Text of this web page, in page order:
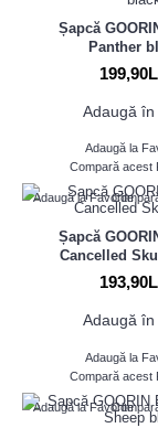
Șapcă
Panther
Adaugă în
Adaugă la
Compară acest
Adaugă la Favorite
Șapcă
Cancelled
Adaugă în
Adaugă la
Compară acest
Adaugă la Favorite